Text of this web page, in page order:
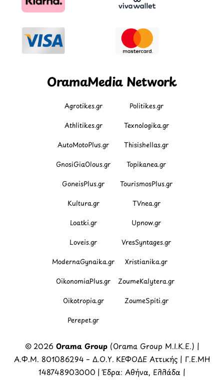
OramaMedia Network
Agrotikes.gr Politikes.gr
Athlitikes.gr Texnologika.gr
AutoMotoPlus.gr Thisishellas.gr
GnosiGiaOlous.gr Topikanea.gr
GoneisPlus.gr TourismosPlus.gr
Kultura.gr TVnea.gr
Loatki.gr Upnow.gr
Loveis.gr VresSyntages.gr
ModernaGynaika.gr Xristianika.gr
OikonomiaPlus.gr ZoumeKalytera.gr
Oikotropia.gr ZoumeSpiti.gr
Perepet.gr
© 2026 Orama Group(Orama Group Μ.Ι.Κ.Ε.) |
Α.Φ.Μ. 801086294 – Δ.Ο.Υ. ΚΕΦΟΔΕ Αττικής | Γ.Ε.ΜΗ
148748903000 | Έδρα: Αθήνα, Ελλάδα |